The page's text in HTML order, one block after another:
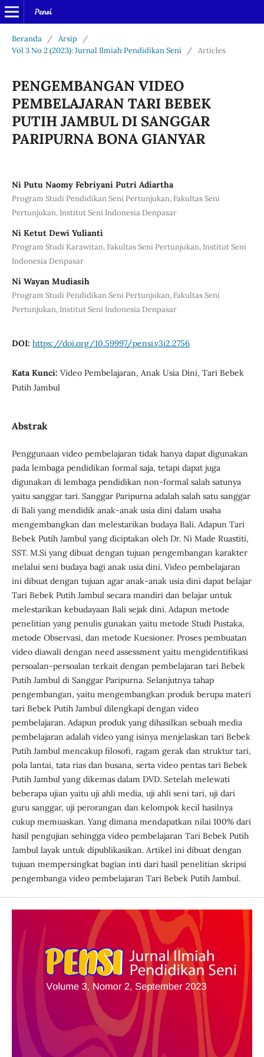
Beranda / Arsip
/
Vol 3 No 2 (2023): Jurnal Ilmiah Pendidikan Seni
/ Articles
PENGEMBANGAN VIDEO
PEMBELAJARAN TARI BEBEK
PUTIH JAMBUL DI SANGGAR
PARIPURNA BONA GIANYAR
Ni Putu Naomy Febriyani Putri Adiartha
Program Studi Pendidikan Seni Pertunjukan, Fakultas Seni
Pertunjukan, Institut Seni Indonesia Denpasar
Ni Ketut Dewi Yulianti
Program Studi Karawitan, Fakultas Seni Pertunjukan, Institut Seni
Indonesia Denpasar
Ni Wayan Mudiasih
Program Studi Pendidikan Seni Pertunjukan, Fakultas Seni
Pertunjukan, Institut Seni Indonesia Denpasar
DOI: https://doi.org/10.59997/pensi.v3i2.2756
Kata Kunci: Video Pembelajaran, Anak Usia Dini, Tari Bebek
Putih Jambul
Abstrak
Penggunaan video pembelajaran tidak hanya dapat digunakan
pada lembaga pendidikan formal saja, tetapi dapat juga
digunakan di lembaga pendidikan non-formal salah satunya
yaitu sanggar tari. Sanggar Paripurna adalah salah satu sanggar
di Bali yang mendidik anak-anak usia dini dalam usaha
mengembangkan dan melestarikan budaya Bali. Adapun Tari
Bebek Putih Jambul yang diciptakan oleh Dr. Ni Made Ruastiti,
SST. M.Si yang dibuat dengan tujuan pengembangan karakter
melalui seni budaya bagi anak usia dini. Video pembelajaran
ini dibuat dengan tujuan agar anak-anak usia dini dapat belajar
Tari Bebek Putih Jambul secara mandiri dan belajar untuk
melestarikan kebudayaan Bali sejak dini. Adapun metode
penelitian yang penulis gunakan yaitu metode Studi Pustaka,
metode Observasi, dan metode Kuesioner. Proses pembuatan
video diawali dengan need assessment yaitu mengidentifikasi
persoalan-persoalan terkait dengan pembelajaran tari Bebek
Putih Jambul di Sanggar Paripurna. Selanjutnya tahap
pengembangan, yaitu mengembangkan produk berupa materi
tari Bebek Putih Jambul dilengkapi dengan video
pembelajaran. Adapun produk yang dihasilkan sebuah media
pembelajaran adalah video yang isinya menjelaskan tari Bebek
Putih Jambul mencakup filosofi, ragam gerak dan struktur tari,
pola lantai, tata rias dan busana, serta video pentas tari Bebek
Putih Jambul yang dikemas dalam DVD. Setelah melewati
beberapa ujian yaitu uji ahli media, uji ahli seni tari, uji dari
guru sanggar, uji perorangan dan kelompok kecil hasilnya
cukup memuaskan. Yang dimana mendapatkan nilai 100% dari
hasil pengujian sehingga video pembelajaran Tari Bebek Putih
Jambul layak untuk dipublikasikan. Artikel ini dibuat dengan
tujuan mempersingkat bagian inti dari hasil penelitian skripsi
pengembanga video pembelajaran Tari Bebek Putih Jambul.